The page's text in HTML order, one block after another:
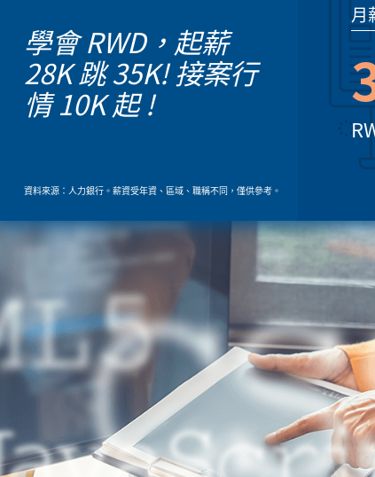
學會 RWD，起薪
28K 跳 35K! 接案行
情 10K 起 !
月
資料來源：人力銀行。薪資受年資、區域、職稱不同，僅供參考。